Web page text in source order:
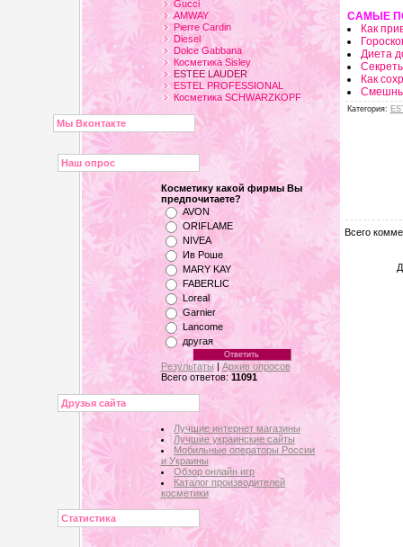
Gucci
AMWAY
Pierre Cardin
Diesel
Dolce Gabbana
Косметика Sisley
ESTEE LAUDER
ESTEL PROFESSIONAL
Косметика SCHWARZKOPF
Мы Вконтакте
Наш опрос
Косметику какой фирмы Вы
предпочитаете?
AVON
ORIFLAME
NIVEA
Ив Роше
MARY KAY
FABERLIC
Loreal
Garnier
Lancome
другая
Результаты|Архив опросов
Всего ответов: 11091
Друзья сайта
Лучшие интернет магазины
Лучшие украинские сайты
Мобильные операторы России
и Украины
Обзор онлайн игр
Каталог производителей
косметики
Статистика
САМЫЕ
Как
Диета
Как
Категория:
Всего